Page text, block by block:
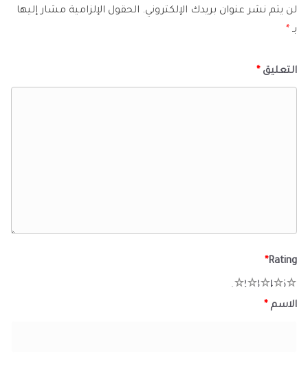
لن يتم نشر عنوان بريدك الإلكتروني. الحقول الإلزامية مشار إليها
بـ *
التعليق*
Rating
*
5
4
3
2
الاسم*